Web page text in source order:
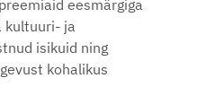
eesmärgiga
kultuuri- ja
isikuid ning
kohalikus